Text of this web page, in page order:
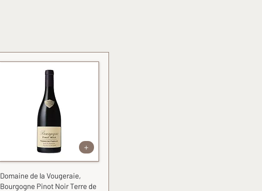
+
Domaine de la Vougeraie,
Bourgogne Pinot Noir Terre de